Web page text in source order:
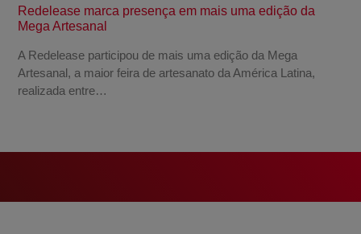
Redelease marca presença em mais uma edição da
Mega Artesanal
A Redelease participou de mais uma edição da Mega
Artesanal, a maior feira de artesanato da América Latina,
realizada entre…